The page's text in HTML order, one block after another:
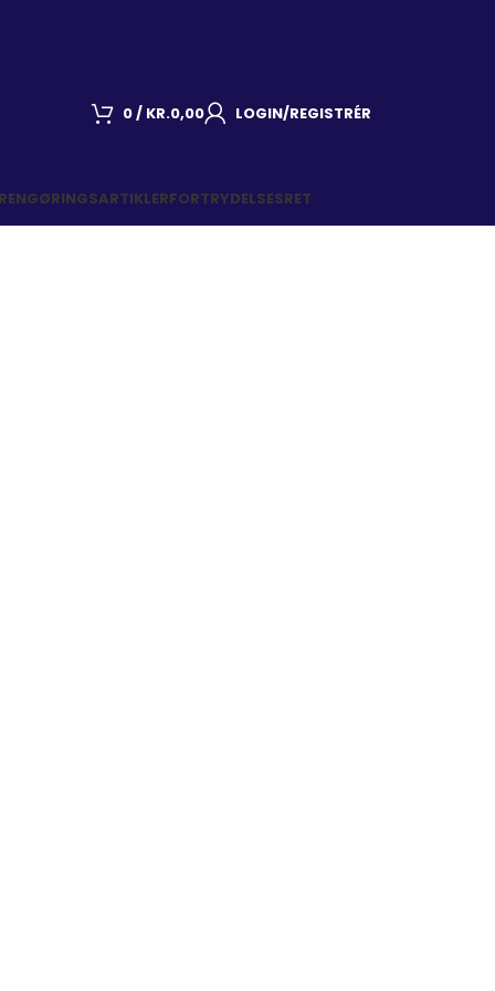
0/ KR.0,00 LOGIN/REGISTRÉR
FORTRYDELSESRET